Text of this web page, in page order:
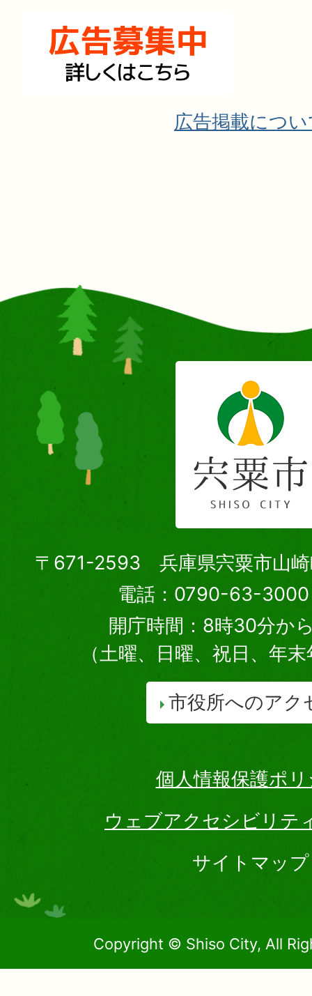
広告掲載につ
〒671-2593 兵庫県宍粟市山崎
電話：0790-63-3000
開庁時間：8時30分か
（土曜、日曜、祝日、年
市役所へのアク
個人情報保護ポ
ウェブアクセシビリテ
サイトマップ
Copyright © Shiso City, All